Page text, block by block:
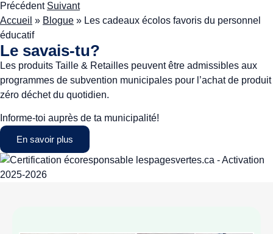
Précédent Suivant
Accueil » Blogue » Les cadeaux écolos favoris du personnel
éducatif
Le savais-tu?
Les produits Taille & Retailles peuvent être admissibles aux
programmes de subvention municipales pour l’achat de produit
zéro déchet du quotidien.
Informe-toi auprès de ta municipalité!
En savoir plus